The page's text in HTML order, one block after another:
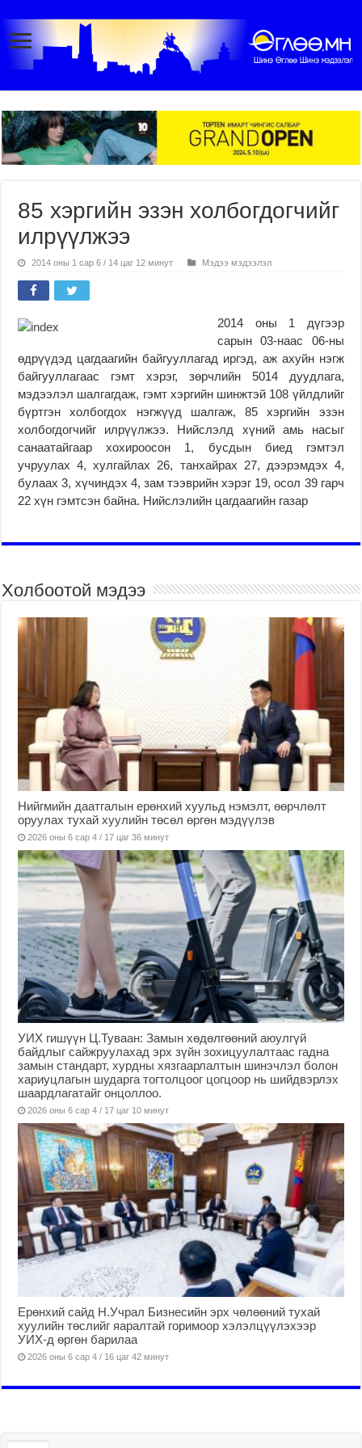
85 хэргийн эзэн холбогдогчийг
илрүүлжээ
2014 оны 1 сар 6 / 14 цаг 12 минут Мэдээ мэдээлэл
2014 оны 1 дүгээр
сарын 03-наас 06-ны
өдрүүдэд цагдаагийн байгууллагад иргэд, аж ахуйн нэгж
байгууллагаас гэмт хэрэг, зөрчлийн 5014 дуудлага,
мэдээлэл шалгагдаж, гэмт хэргийн шинжтэй 108 үйлдлийг
бүртгэн холбогдох нэгжүүд шалгаж, 85 хэргийн эзэн
холбогдогчийг илрүүлжээ. Нийслэлд хүний амь насыг
санаатайгаар хохироосон 1, бусдын биед гэмтэл
учруулах 4, хулгайлах 26, танхайрах 27, дээрэмдэх 4,
булаах 3, хүчиндэх 4, зам тээврийн хэрэг 19, осол 39 гарч
22 хүн гэмтсэн байна. Нийслэлийн цагдаагийн газар
Холбоотой мэдээ
Нийгмийн даатгалын ерөнхий хуульд нэмэлт, өөрчлөлт
оруулах тухай хуулийн төсөл өргөн мэдүүлэв
2026 оны 6 сар 4 / 17 цаг 36 минут
УИХ гишүүн Ц.Туваан: Замын хөдөлгөөний аюулгүй
байдлыг сайжруулахад эрх зүйн зохицуулалтаас гадна
замын стандарт, хурдны хязгаарлалтын шинэчлэл болон
хариуцлагын шударга тогтолцоог цогцоор нь шийдвэрлэх
шаардлагатайг онцоллоо.
2026 оны 6 сар 4 / 17 цаг 10 минут
Ерөнхий сайд Н.Учрал Бизнесийн эрх чөлөөний тухай
хуулийн төслийг яаралтай горимоор хэлэлцүүлэхээр
УИХ-д өргөн барилаа
2026 оны 6 сар 4 / 16 цаг 42 минут